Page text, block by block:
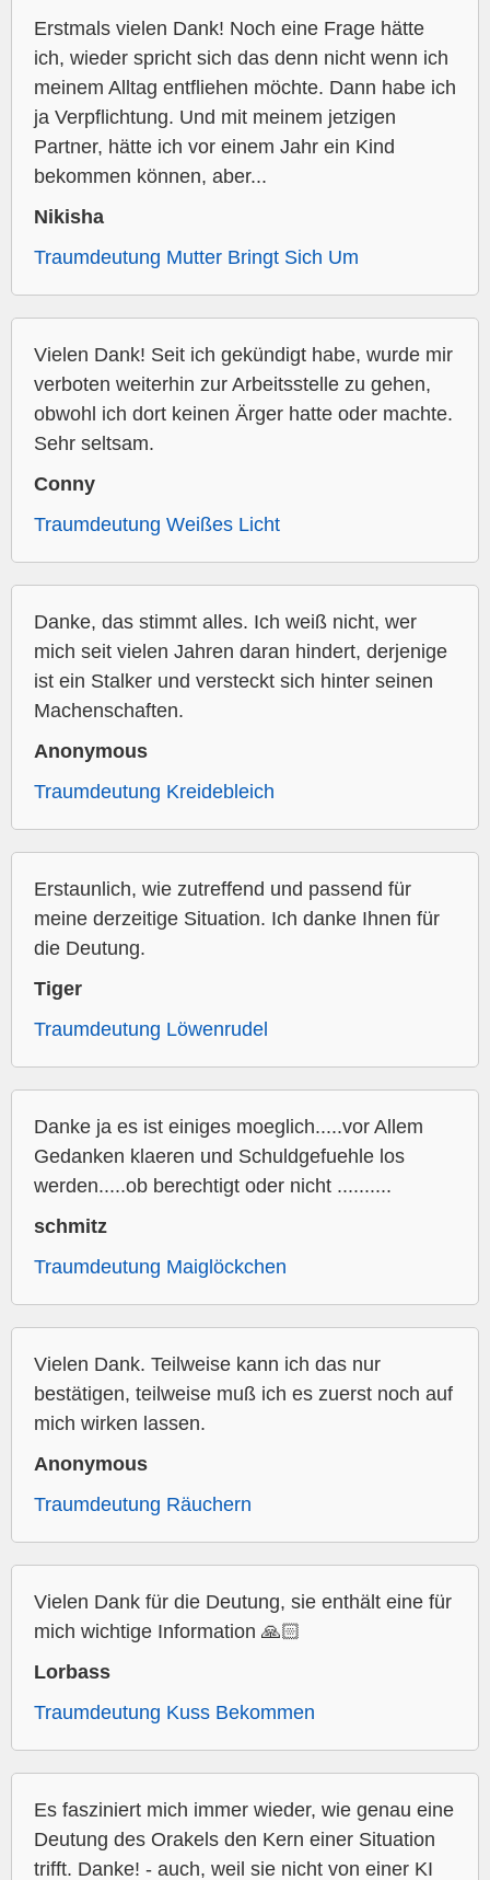
Erstmals vielen Dank! Noch eine Frage hätte
ich, wieder spricht sich das denn nicht wenn ich
meinem Alltag entfliehen möchte. Dann habe ich
ja Verpflichtung. Und mit meinem jetzigen
Partner, hätte ich vor einem Jahr ein Kind
bekommen können, aber...
Nikisha
Traumdeutung Mutter Bringt Sich Um
Vielen Dank! Seit ich gekündigt habe, wurde mir
verboten weiterhin zur Arbeitsstelle zu gehen,
obwohl ich dort keinen Ärger hatte oder machte.
Sehr seltsam.
Conny
Traumdeutung Weißes Licht
Danke, das stimmt alles. Ich weiß nicht, wer
mich seit vielen Jahren daran hindert, derjenige
ist ein Stalker und versteckt sich hinter seinen
Machenschaften.
Anonymous
Traumdeutung Kreidebleich
Erstaunlich, wie zutreffend und passend für
meine derzeitige Situation. Ich danke Ihnen für
die Deutung.
Tiger
Traumdeutung Löwenrudel
Danke ja es ist einiges moeglich.....vor Allem
Gedanken klaeren und Schuldgefuehle los
werden.....ob berechtigt oder nicht ..........
schmitz
Traumdeutung Maiglöckchen
Vielen Dank. Teilweise kann ich das nur
bestätigen, teilweise muß ich es zuerst noch auf
mich wirken lassen.
Anonymous
Traumdeutung Räuchern
Vielen Dank für die Deutung, sie enthält eine für
mich wichtige Information 🙏🏻
Lorbass
Traumdeutung Kuss Bekommen
Es fasziniert mich immer wieder, wie genau eine
Deutung des Orakels den Kern einer Situation
trifft. Danke! - auch, weil sie nicht von einer KI